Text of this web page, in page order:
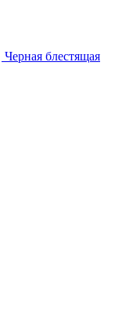
Черная блестящая